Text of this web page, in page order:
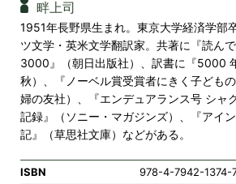
畔上司
1951年長野県生まれ。東京大学経済学部
ツ文学・英米文学翻訳家。共著に『読ん
3000』（朝日出版社）、訳書に『5000
秋）、『ノーベル賞受賞者にきく子ども
婦の友社）、『エンデュアランス号 シャ
記録』（ソニー・マガジンズ）、『アイ
記』（草思社文庫）などがある。
ISBN
978-4-7942-1374-